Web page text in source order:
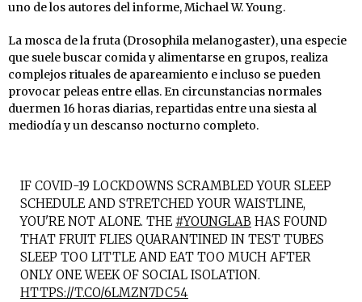
uno de los autores del informe, Michael W. Young.
La mosca de la fruta (Drosophila melanogaster), una especie
que suele buscar comida y alimentarse en grupos, realiza
complejos rituales de apareamiento e incluso se pueden
provocar peleas entre ellas. En circunstancias normales
duermen 16 horas diarias, repartidas entre una siesta al
mediodía y un descanso nocturno completo.
IF COVID-19 LOCKDOWNS SCRAMBLED YOUR SLEEP
SCHEDULE AND STRETCHED YOUR WAISTLINE,
YOU'RE NOT ALONE. THE #YOUNGLAB HAS FOUND
THAT FRUIT FLIES QUARANTINED IN TEST TUBES
SLEEP TOO LITTLE AND EAT TOO MUCH AFTER
ONLY ONE WEEK OF SOCIAL ISOLATION.
HTTPS://T.CO/6LMZN7DC54